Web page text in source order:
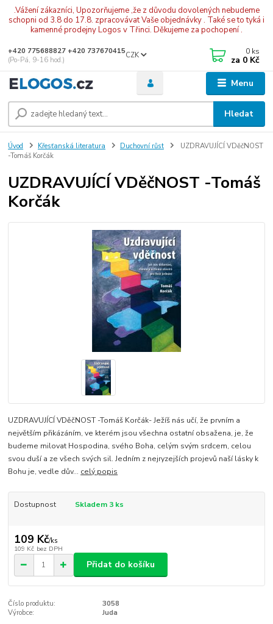
.Vážení zákazníci, Upozorňujeme ,že z důvodu dovolených nebudeme
schopni od 3.8 do 17.8. zpracovávat Vaše objednávky . Také se to tyká i
kamenné prodejny Logos v Třinci. Děkujeme za pochopení .
Menu
CZK
Hledat
+420 775688827 +420 737670415
(Po-Pá, 9-16 hod.)
0 ks
za 0 Kč
Úvod Křesťanská literatura Duchovní růst
UZDRAVUJÍCÍ VDěčNOST
-Tomáš Korčák
UZDRAVUJÍCÍ VDěčNOST -Tomáš
Korčák
UZDRAVUJÍCÍ VDěčNOST -Tomáš Korčák- Ježíš nás učí, že prvním a
největším přikázáním, ve kterém jsou všechna ostatní obsažena, je, že
budeme milovat Hospodina, svého Boha, celým svým srdcem, celou
svou duší a ze všech svých sil. Jedním z nejryzejších projevů naší lásky k
Bohu je, vedle dův... celý popis
Dostupnost Skladem 3 ks
109 Kč/ks
109 Kč bez DPH
Přidat do košíku
Číslo produktu:
3058
Výrobce:
Juda